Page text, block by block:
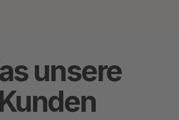
unsere
Kunden